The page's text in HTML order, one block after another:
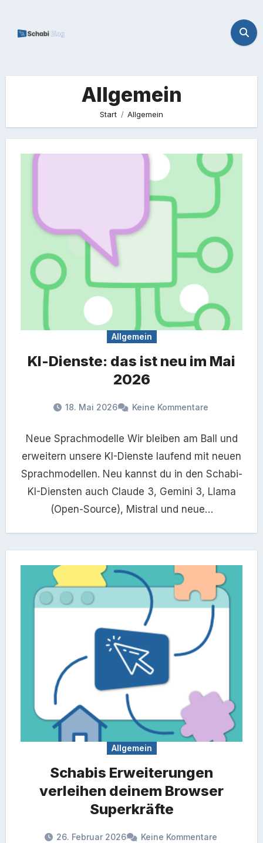
springen
Allgemein
Start Allgemein
Allgemein
KI-Dienste: das ist neu im Mai
2026
18. Mai 2026 Keine Kommentare
Neue Sprachmodelle Wir bleiben am Ball und
erweitern unsere KI-Dienste laufend mit neuen
Sprachmodellen. Neu kannst du in den Schabi-
KI-Diensten auch Claude 3, Gemini 3, Llama
(Open-Source), Mistral und neue…
Allgemein
Schabis Erweiterungen
verleihen deinem Browser
Superkräfte
26. Februar 2026 Keine Kommentare